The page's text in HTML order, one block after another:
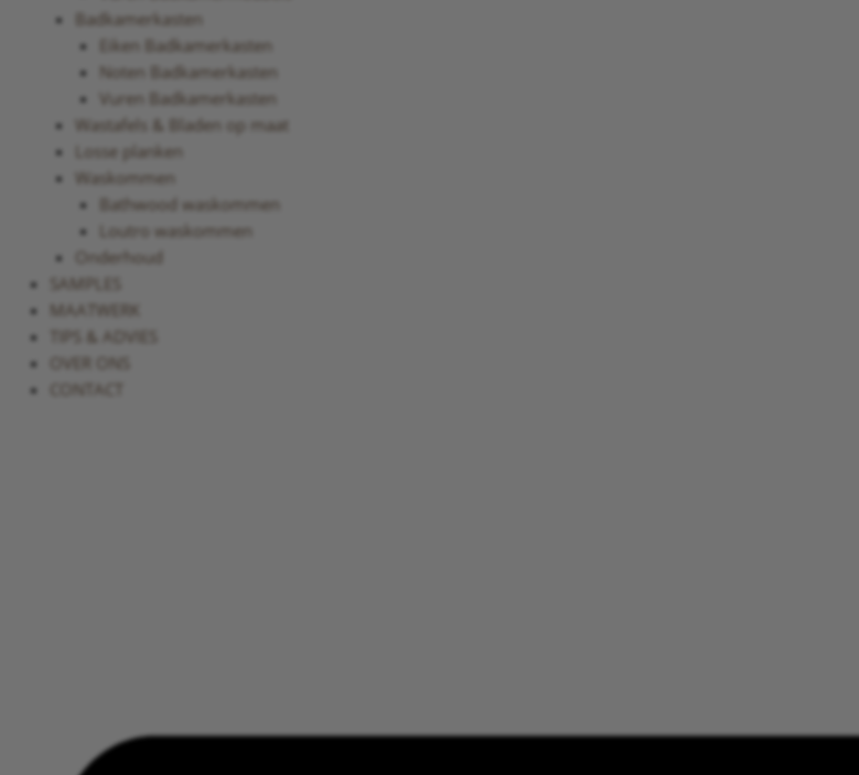
Badkamerkasten
Eiken Badkamerkasten
Noten Badkamerkasten
Vuren Badkamerkasten
Wastafels & Bladen op maat
Losse planken
Waskommen
Bathwood waskommen
Loutro waskommen
Onderhoud
SAMPLES
MAATWERK
TIPS & ADVIES
OVER ONS
CONTACT